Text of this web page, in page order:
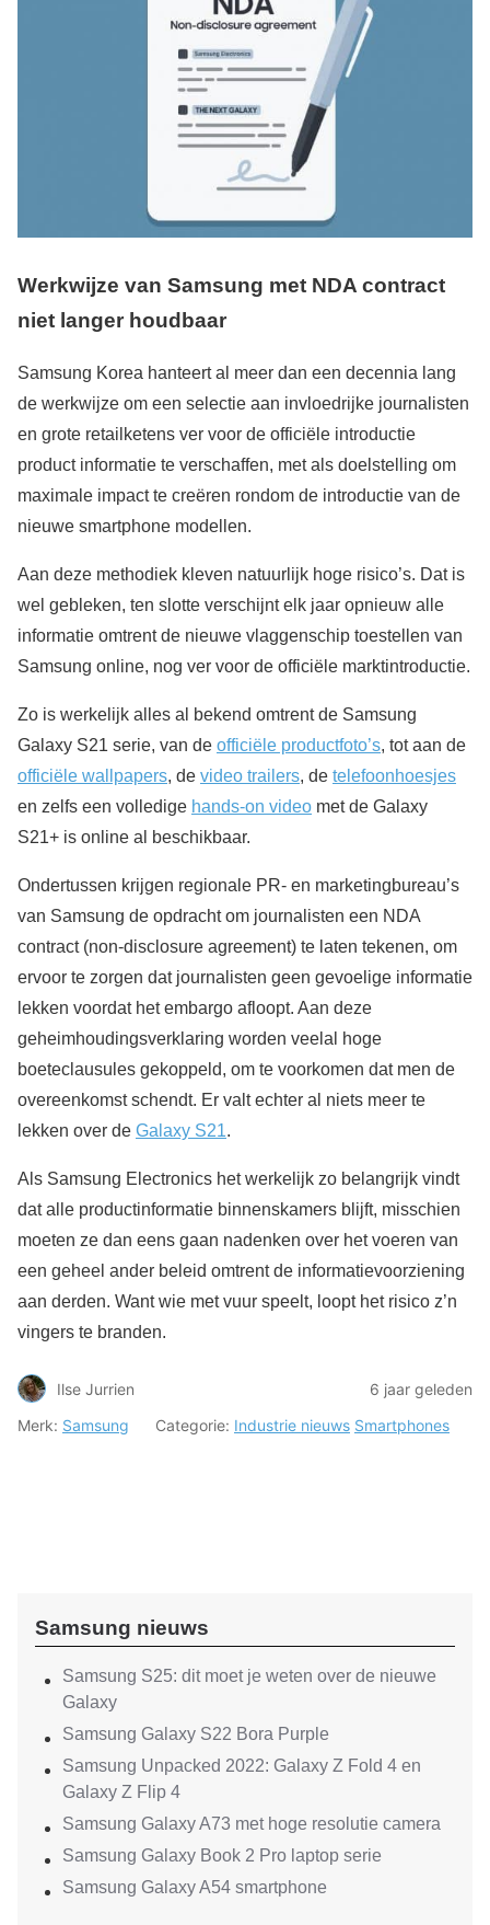
Werkwijze van Samsung met NDA contract
niet langer houdbaar
Samsung Korea hanteert al meer dan een decennia lang
de werkwijze om een selectie aan invloedrijke journalisten
en grote retailketens ver voor de officiële introductie
product informatie te verschaffen, met als doelstelling om
maximale impact te creëren rondom de introductie van de
nieuwe smartphone modellen.
Aan deze methodiek kleven natuurlijk hoge risico’s. Dat is
wel gebleken, ten slotte verschijnt elk jaar opnieuw alle
informatie omtrent de nieuwe vlaggenschip toestellen van
Samsung online, nog ver voor de officiële marktintroductie.
Zo is werkelijk alles al bekend omtrent de Samsung
Galaxy S21 serie, van de officiële productfoto’s, tot aan de
officiële wallpapers, de video trailers, de telefoonhoesjes
en zelfs een volledige hands-on video met de Galaxy
S21+ is online al beschikbaar.
Ondertussen krijgen regionale PR- en marketingbureau’s
van Samsung de opdracht om journalisten een NDA
contract (non-disclosure agreement) te laten tekenen, om
ervoor te zorgen dat journalisten geen gevoelige informatie
lekken voordat het embargo afloopt. Aan deze
geheimhoudingsverklaring worden veelal hoge
boeteclausules gekoppeld, om te voorkomen dat men de
overeenkomst schendt. Er valt echter al niets meer te
lekken over de Galaxy S21.
Als Samsung Electronics het werkelijk zo belangrijk vindt
dat alle productinformatie binnenskamers blijft, misschien
moeten ze dan eens gaan nadenken over het voeren van
een geheel ander beleid omtrent de informatievoorziening
aan derden. Want wie met vuur speelt, loopt het risico z’n
vingers te branden.
Ilse Jurrien
6 jaar geleden
Merk: Samsung Categorie: Industrie nieuws Smartphones
Samsung nieuws
Samsung S25: dit moet je weten over de nieuwe
Galaxy
Samsung Galaxy S22 Bora Purple
Samsung Unpacked 2022: Galaxy Z Fold 4 en
Galaxy Z Flip 4
Samsung Galaxy A73 met hoge resolutie camera
Samsung Galaxy Book 2 Pro laptop serie
Samsung Galaxy A54 smartphone